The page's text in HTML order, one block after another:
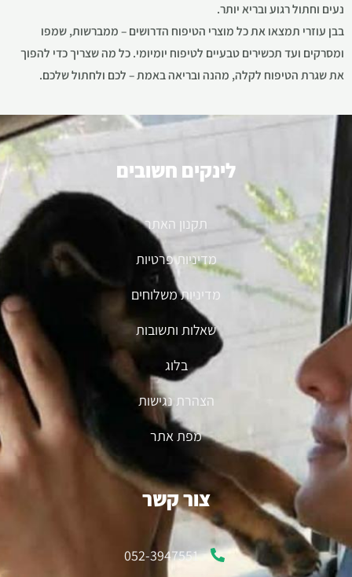
נעים וחתול רגוע ובריא יותר.
בבן עוזרי תמצאו את כל מוצרי הטיפוח הדרושים – ממברשות, שמפו
ומסרקים ועד תכשירים טבעיים לטיפוח יומיומי. כל מה שצריך כדי להפוך
את שגרת הטיפוח לקלה, מהנה ובריאה באמת – לכם ולחתול שלכם.
צור קשר
052-3947551
לינקים חשובים
תקנון האתר
מדיניות פרטיות
מדיניות משלוחים
שאלות ותשובות
בלוג
הצהרת נגישות
מפת אתר